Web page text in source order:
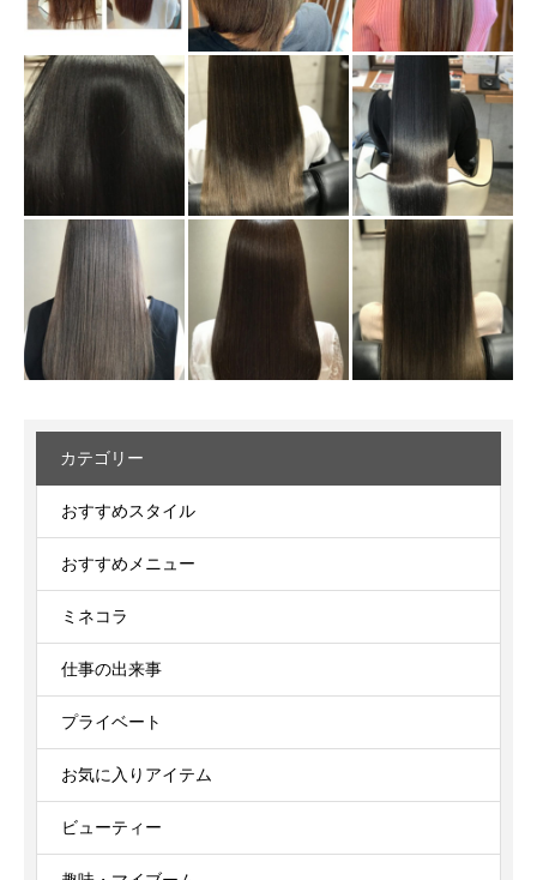
カテゴリー
おすすめスタイル
おすすめメニュー
ミネコラ
仕事の出来事
プライベート
お気に入りアイテム
ビューティー